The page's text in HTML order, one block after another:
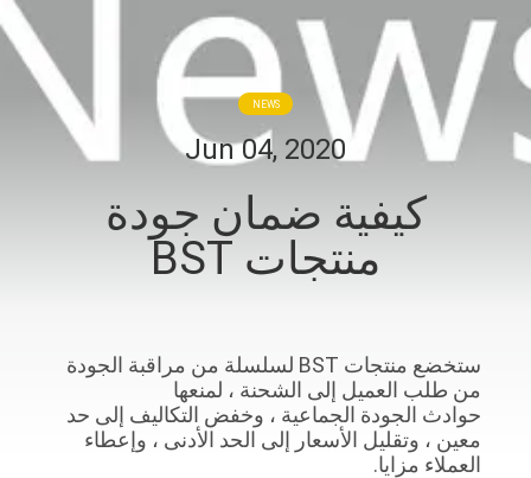
معلومات
عنا
جولة
اتصل
NEWS
Jun 04, 2020
كيفية ضمان جودة
منتجات BST
ستخضع منتجات BST لسلسلة من مراقبة الجودة
من طلب العميل إلى الشحنة ، لمنعها
حوادث الجودة الجماعية ، وخفض التكاليف إلى حد
معين ، وتقليل الأسعار إلى الحد الأدنى ، وإعطاء
العملاء مزايا.